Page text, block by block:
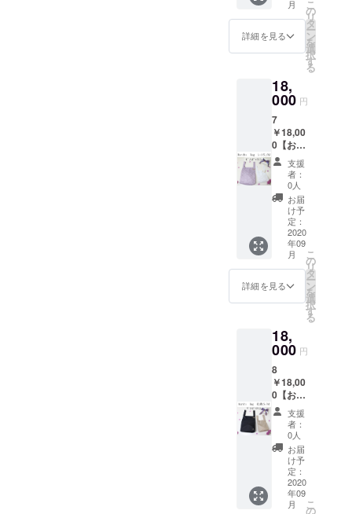
ご覧に
Ｃ等の
環境に
合いが
違いま
す。
国内に
限る。
※今後、
Mサイ
ズの販
価格は
￥11,00
0(税込)
＋送料
別とな
りま
す。ご
了承く
ださ
い。 ※
商品の
お色は
なるＰ
Ｃ等の
多少色
合いが
違いま
す。
・お礼
のメッ
セージ
感謝の
気持ち
を込め
て送ら
せてい
ただき
ます ・
シャ
ルール
の新作
発売や
イベン
ト時に
情報を
『メー
ル』で
送らせ
ルシェ
バッグ
は9月上
旬～9月
中にか
けて順
次発送
予定で
す。 ※
リター
ンのご
配送先
は日本
M￥11,
000＝
￥20,35
0(税込)
ろ
￥15,00
0！！
・マル
シェ
バッ
グ 抗
菌 Ｓ
サイズ
1点 ＋
Mサイ
ズ １点
・お礼
のメッ
セージ
を
『メー
を込め
て送ら
せてい
ただき
ます ・
シャ
ルール
の新作
発売や
イベン
ト時に
情報を
『メー
ル』で
送らせ
月
詳細を見る
こ
の
リ
タ
ー
ン
を
選
択
す
る
18,
000 円
7
￥18,00
0【お得
セッ
ト】
レー
ス Ｓ1
点 ＋ Ｍ
１点
ギフト
ボック
ス入り
★販売
予定価
格
S￥9,35
M￥11,
000＝
￥20,35
0(税込)
のとこ
ろ
￥18,00
0＆ギフ
トボッ
クス入
り！！
・マル
シェ
バッ
グ
支援
者：
0人
お届
け予
定：
2020
年09
月
詳細を見る
こ
の
リ
タ
ー
ン
を
選
択
す
る
18,
000 円
8
￥18,00
0【お得
セッ
ト】 抗
菌 Ｓ1
点 ＋ Ｍ
１点
ギフト
ボック
ス入り
★販売
支援
者：
0人
お届
け予
定：
2020
年09
月
こ
の